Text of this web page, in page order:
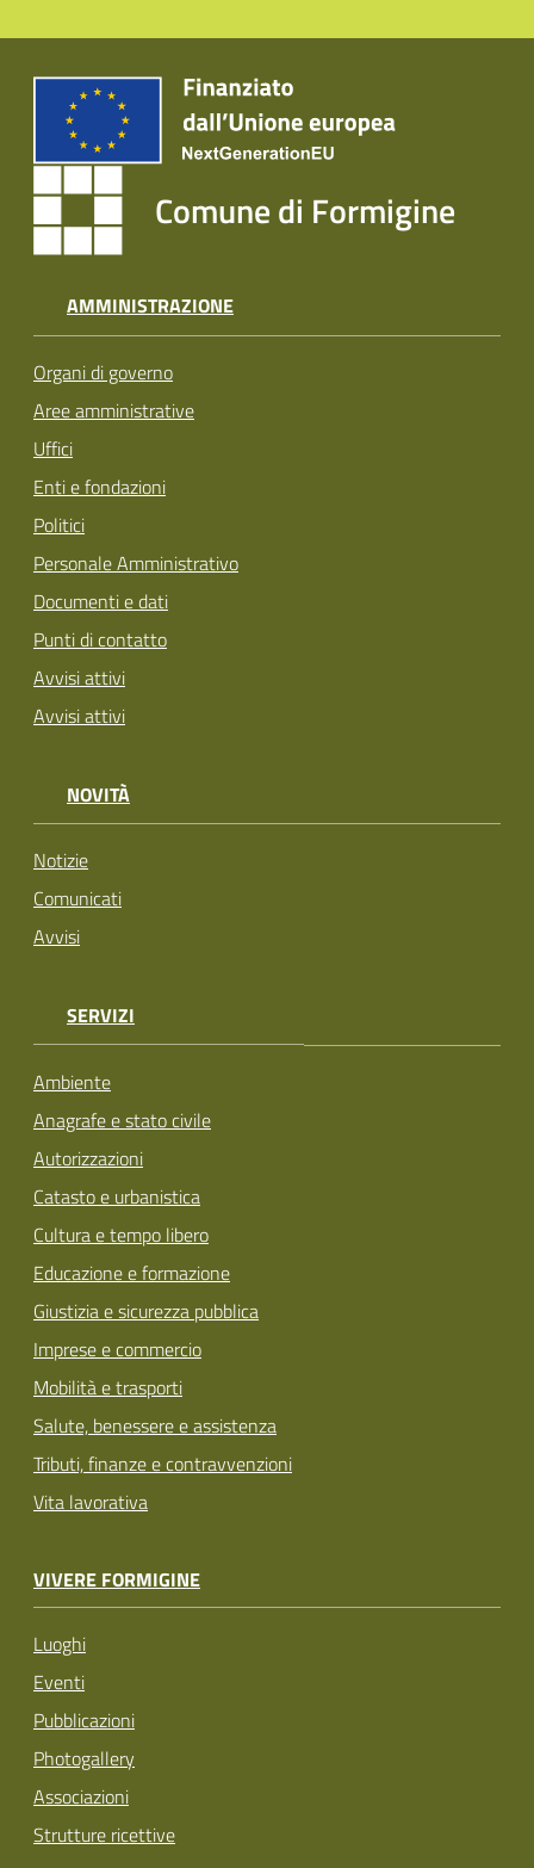
Comune di Formigine
AMMINISTRAZIONE
Organi di governo
Aree amministrative
Uffici
Enti e fondazioni
Politici
Personale Amministrativo
Documenti e dati
Punti di contatto
Avvisi attivi
Avvisi attivi
NOVITÀ
Notizie
Comunicati
Avvisi
SERVIZI
Ambiente
Anagrafe e stato civile
Autorizzazioni
Catasto e urbanistica
Cultura e tempo libero
Educazione e formazione
Giustizia e sicurezza pubblica
Imprese e commercio
Mobilità e trasporti
Salute, benessere e assistenza
Tributi, finanze e contravvenzioni
Vita lavorativa
VIVERE FORMIGINE
Luoghi
Eventi
Pubblicazioni
Photogallery
Associazioni
Strutture ricettive